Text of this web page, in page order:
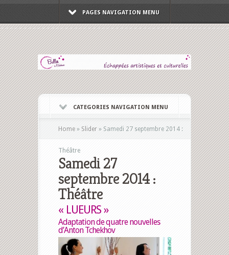
PAGES NAVIGATION MENU
CATEGORIES NAVIGATION MENU
Home » Slider » Samedi 27 septembre 2014 :
Théâtre
Samedi 27
septembre 2014 :
Théâtre
« LUEURS »
Adaptation de quatre nouvelles
d’Anton Tchekhov